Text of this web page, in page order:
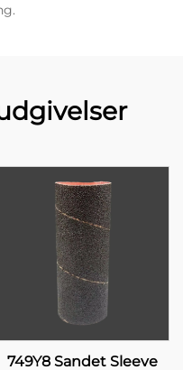
749Y8 Sandet Sleeve